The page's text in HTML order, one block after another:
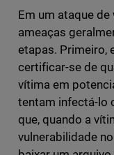
Em um ataque
ameaças
etapas. Primeiro,
certificar-se de
vítima em
tentam infectá-lo
que, quando a
vulnerabilidade